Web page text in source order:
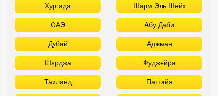
Хургада Шарм Эль Шейх
ОАЭ Абу Даби
Дубай Аджман
Шарджа Фуджейра
Таиланд Паттайя